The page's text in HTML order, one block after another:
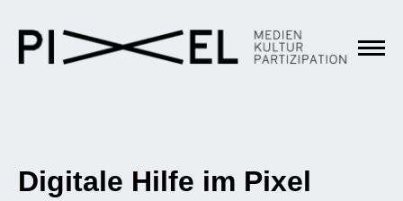
Digitale Hilfe im Pixel